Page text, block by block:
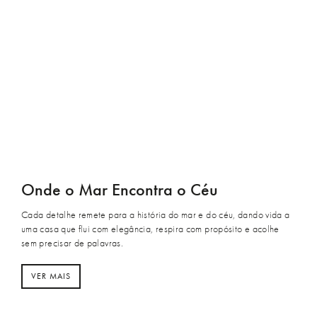
Onde o Mar Encontra o Céu
Cada detalhe remete para a história do mar e do céu, dando vida a
uma casa que flui com elegância, respira com propósito e acolhe
sem precisar de palavras.
VER MAIS